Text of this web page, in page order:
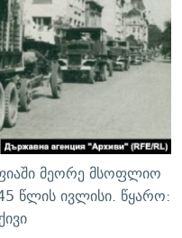
მეორე მსოფლიო
წლის ივლისი. წყარო: